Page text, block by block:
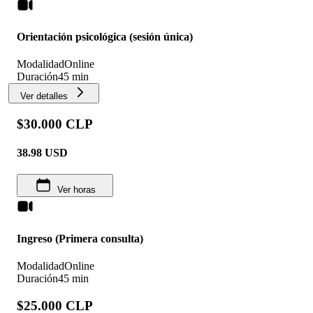
Orientación psicológica (sesión única)
ModalidadOnline
Duración45 min
Ver detalles
$30.000 CLP
38.98 USD
Ver horas
Ingreso (Primera consulta)
ModalidadOnline
Duración45 min
$25.000 CLP